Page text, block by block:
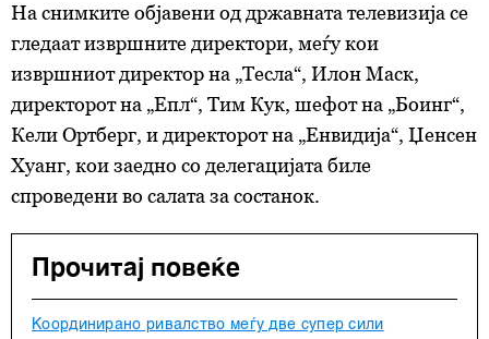
На снимките објавени од државната телевизија се
гледаат извршните директори, меѓу кои
извршниот директор на „Тесла“, Илон Маск,
директорот на „Епл“, Тим Кук, шефот на „Боинг“,
Кели Ортберг, и директорот на „Енвидија“, Џенсен
Хуанг, кои заедно со делегацијата биле
спроведени во салата за состанок.
Прочитај повеќе
Координирано ривалство меѓу две супер сили